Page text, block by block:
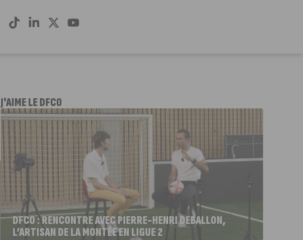
J'AIME LE DFCO
DFCO : RENCONTRE AVEC PIERRE-HENRI DEBALLON,
L’ARTISAN DE LA MONTÉE EN LIGUE 2